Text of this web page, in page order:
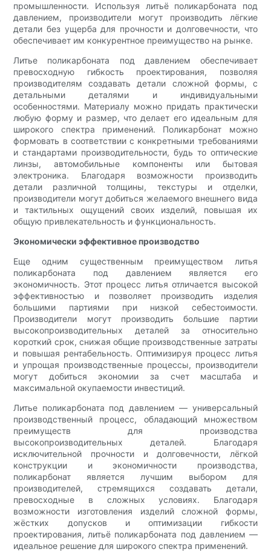
промышленности. Используя литьё поликарбоната под
давлением, производители могут производить лёгкие
детали без ущерба для прочности и долговечности, что
обеспечивает им конкурентное преимущество на рынке.
Литье поликарбоната под давлением обеспечивает
превосходную гибкость проектирования, позволяя
производителям создавать детали сложной формы, с
детальными деталями и индивидуальными
особенностями. Материалу можно придать практически
любую форму и размер, что делает его идеальным для
широкого спектра применений. Поликарбонат можно
формовать в соответствии с конкретными требованиями
и стандартами производительности, будь то оптические
линзы, автомобильные компоненты или бытовая
электроника. Благодаря возможности производить
детали различной толщины, текстуры и отделки,
производители могут добиться желаемого внешнего вида
и тактильных ощущений своих изделий, повышая их
общую привлекательность и функциональность.
Экономически эффективное производство
Еще одним существенным преимуществом литья
поликарбоната под давлением является его
экономичность. Этот процесс литья отличается высокой
эффективностью и позволяет производить изделия
большими партиями при низкой себестоимости.
Производители могут производить большие партии
высокопроизводительных деталей за относительно
короткий срок, снижая общие производственные затраты
и повышая рентабельность. Оптимизируя процесс литья
и упрощая производственные процессы, производители
могут добиться экономии за счет масштаба и
максимальной окупаемости инвестиций.
Литье поликарбоната под давлением — универсальный
производственный процесс, обладающий множеством
преимуществ для производства
высокопроизводительных деталей. Благодаря
исключительной прочности и долговечности, лёгкой
конструкции и экономичности производства,
поликарбонат является лучшим выбором для
производителей, стремящихся создавать детали,
превосходные в сложных условиях. Благодаря
возможности изготовления изделий сложной формы,
жёстких допусков и оптимизации гибкости
проектирования, литьё поликарбоната под давлением —
идеальное решение для широкого спектра применений.